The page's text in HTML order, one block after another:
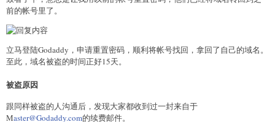
前的帐号里了。
立马登陆Godaddy，申请重置密码，顺利将帐号找回，拿回了自己的域名。
至此，域名被盗的时间正好15天。
被盗原因
跟同样被盗的人沟通后，发现大家都收到过一封来自于
Master@Godaddy.com的续费邮件。